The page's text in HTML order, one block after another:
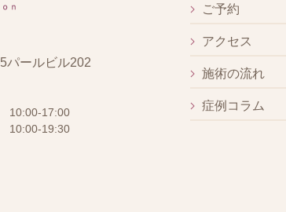
パールビル202
10:00-17:00
10:00-19:30
ご予約
アクセス
施術の流れ
症例コラム